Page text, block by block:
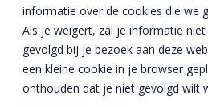
informatie over de cookies die we
Als je weigert, zal je informatie
gevolgd bij je bezoek aan deze
een kleine cookie in je browser
onthouden dat je niet gevolgd wilt
Betonproducten
Lateien
Spekbanden
Gevelbanden
Producten voor kant-en-
Lateien
Spekbanden
Staal
Staalproducten
Lateien
Geveldragers
Onze verhalen
Over ons
Historie
Downloads